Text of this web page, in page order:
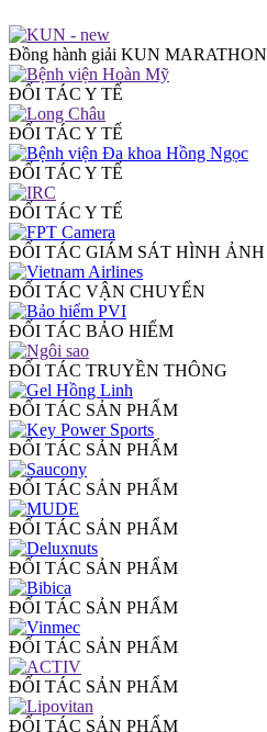
Đồng hành giải KUN MARATHON
ĐỐI TÁC Y TẾ
ĐỐI TÁC Y TẾ
ĐỐI TÁC Y TẾ
ĐỐI TÁC Y TẾ
ĐỐI TÁC GIÁM SÁT HÌNH ẢNH
ĐỐI TÁC VẬN CHUYỂN
ĐỐI TÁC BẢO HIỂM
ĐỐI TÁC TRUYỀN THÔNG
ĐỐI TÁC SẢN PHẨM
ĐỐI TÁC SẢN PHẨM
ĐỐI TÁC SẢN PHẨM
ĐỐI TÁC SẢN PHẨM
ĐỐI TÁC SẢN PHẨM
ĐỐI TÁC SẢN PHẨM
ĐỐI TÁC SẢN PHẨM
ĐỐI TÁC SẢN PHẨM
ĐỐI TÁC SẢN PHẨM